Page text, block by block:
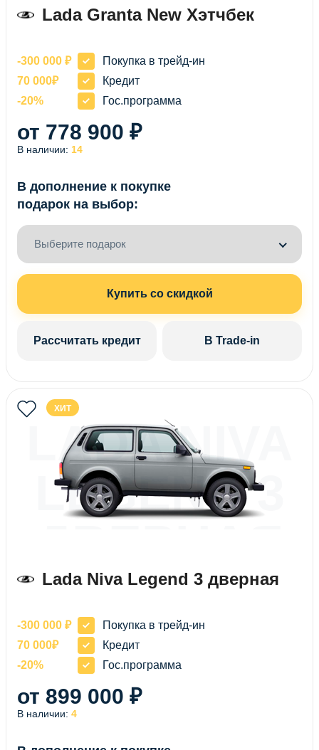
ХЭТЧБЕК
Lada Granta New Хэтчбек
-300 000 ₽
Покупка в трейд-ин
70 000₽
Кредит
-20%
Гос.программа
от 778 900 ₽
В наличии: 14
В дополнение к покупке
подарок на выбор:
Выберите подарок
Купить со скидкой
Рассчитать кредит В Trade-in
ХИТ
LADA NIVA
LEGEND 3
Lada Niva Legend 3 дверная
-300 000 ₽
Покупка в трейд-ин
70 000₽
Кредит
-20%
Гос.программа
от 899 000 ₽
В наличии: 4